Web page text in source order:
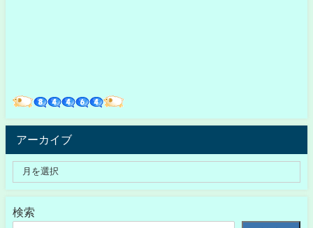
アーカイブ
検索